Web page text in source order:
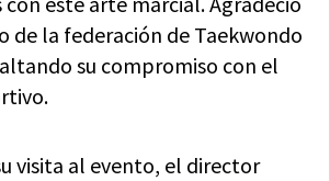
de la federación de Taekwondo
su compromiso con el
visita al evento, el director